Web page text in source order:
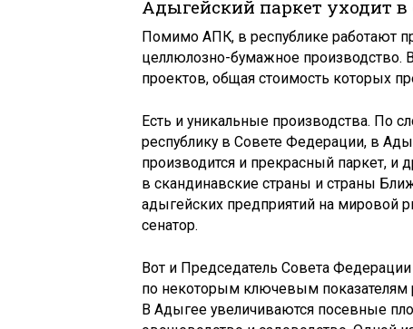
Адыгейский паркет уходит
Помимо АПК, в республике работают
целлюлозно-бумажное производство.
проектов, общая стоимость которых
Есть и уникальные производства. По
республику в Совете Федерации, в
производится и прекрасный паркет, и
в скандинавские страны и страны
адыгейских предприятий на мировой
сенатор.
Вот и Председатель Совета
по некоторым ключевым показателям
В Адыгее увеличиваются посевные